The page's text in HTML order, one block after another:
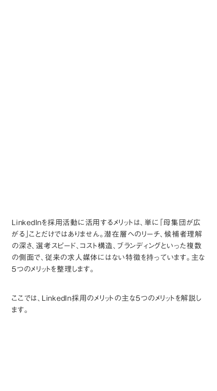
LinkedInを採用活動に活用するメリットは、単に「母集団が広
がる」ことだけではありません。潜在層へのリーチ、候補者理解
の深さ、選考スピード、コスト構造、ブランディングといった複数
の側面で、従来の求人媒体にはない特徴を持っています。主な
5つのメリットを整理します。
ここでは、LinkedIn採用のメリットの主な5つのメリットを解説し
ます。